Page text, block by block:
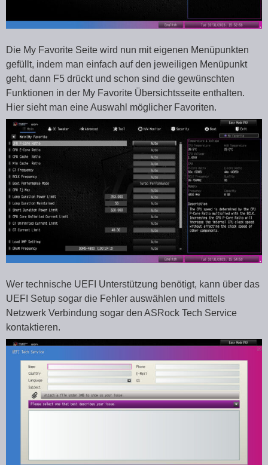
Die My Favorite Seite wird nun mit eigenen Menüpunkten
gefüllt, indem man einfach auf den jeweiligen Menüpunkt
geht, dann F5 drückt und schon sind die gewünschten
Funktionen in der My Favorite Übersichtsseite enthalten.
Hier sieht man eine Auswahl möglicher Favoriten.
Wer technische UEFI Unterstützung benötigt, kann über das
UEFI Setup sogar die Fehler auswählen und mittels
Netzwerk Verbindung sogar den ASRock Tech Service
kontaktieren.